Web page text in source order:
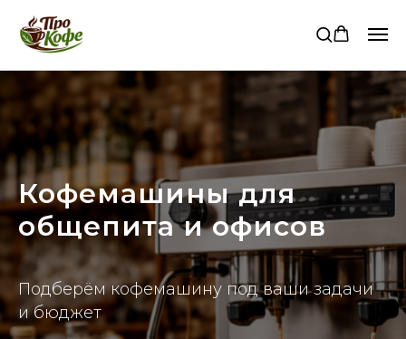
Кофемашины для
общепита и офисов
Подберём кофемашину под ваши задачи
и бюджет